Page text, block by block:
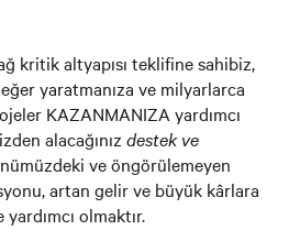
kritik altyapısı teklifine sahibiz,
yaratmanıza ve milyarlarca
KAZANMANIZA yardımcı
alacağınız destek ve
ve öngörülemeyen
artan gelir ve büyük kârlara
olmaktır.